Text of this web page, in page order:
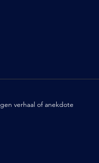
verhaal of anekdote